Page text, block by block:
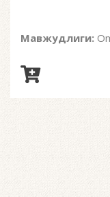
Мавжудлиги: